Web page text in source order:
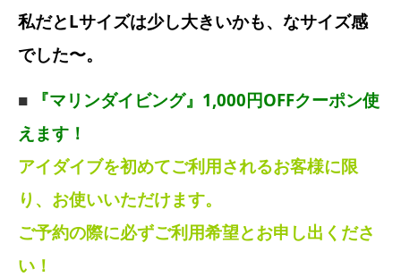
私だとLサイズは少し大きいかも、なサイズ感
でした〜。
■
『マリンダイビング』1,000円OFFクーポン使
えます！
アイダイブを初めてご利用されるお客様に限
り、お使いいただけます。
ご予約の際に必ずご利用希望とお申し出くださ
い！